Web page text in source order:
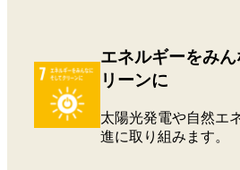
エネルギーをみ
リーンに
太陽光発電や自然エ
進に取り組みます。